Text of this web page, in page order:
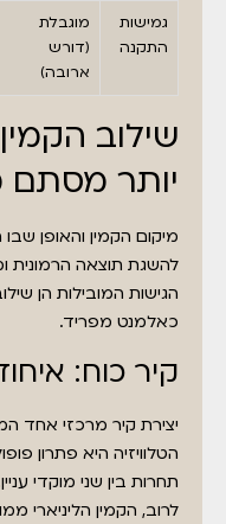
גמישות
התקנה
מוגבלת
(דורש
ארובה)
שילוב
יותר מסתם
מיקום הקמין והאופן
להשגת תוצאה הרמונית
הגישות המובילות הן
כאלמנט מפריד.
קיר כוח:
יצירת קיר מרכזי אחד
הטלוויזיה היא פתרון
תחרות בין שני מוקדי
לרוב, הקמין הליניארי